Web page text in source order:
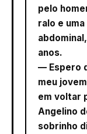
pelo
ralo e
anos.
— Espero
meu
em voltar
Angelino
sobrinho